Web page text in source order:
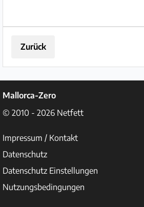
Zurück
Mallorca-Zero
© 2010 - 2026 Netfett
Impressum / Kontakt
Datenschutz
Datenschutz Einstellungen
Nutzungsbedingungen